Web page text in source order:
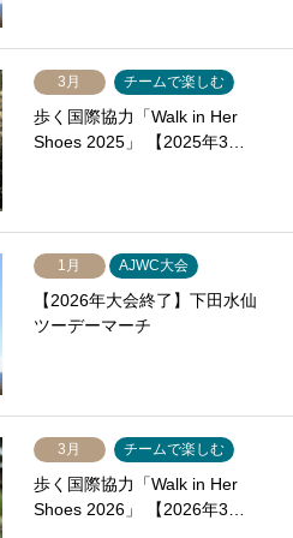
3月 チームで楽しむ
歩く国際協力「Walk in Her
Shoes 2025」 【2025年3…
1月 AJWC大会
【2026年大会終了】下田水仙
ツーデーマーチ
3月 チームで楽しむ
歩く国際協力「Walk in Her
Shoes 2026」 【2026年3…